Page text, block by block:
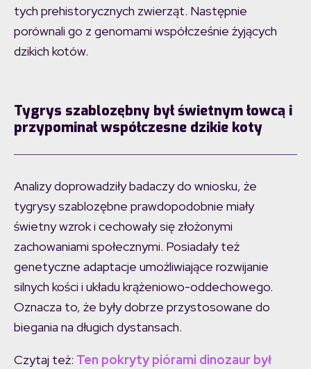
tych prehistorycznych zwierząt. Następnie
porównali go z genomami współcześnie żyjących
dzikich kotów.
Tygrys szablozębny był świetnym łowcą i
przypominał współczesne dzikie koty
Analizy doprowadziły badaczy do wniosku, że
tygrysy szablozębne prawdopodobnie miały
świetny wzrok i cechowały się złożonymi
zachowaniami społecznymi. Posiadały też
genetyczne adaptacje umożliwiające rozwijanie
silnych kości i układu krążeniowo-oddechowego.
Oznacza to, że były dobrze przystosowane do
biegania na długich dystansach.
Czytaj też: Ten pokryty piórami dinozaur był